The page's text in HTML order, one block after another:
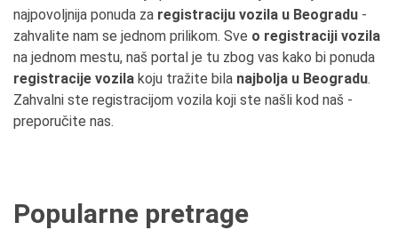
najpovoljnija ponuda za registraciju vozila u Beogradu -
zahvalite nam se jednom prilikom. Sve o registraciji vozila
na jednom mestu, naš portal je tu zbog vas kako bi ponuda
registracije vozila koju tražite bila najbolja u Beogradu.
Zahvalni ste registracijom vozila koji ste našli kod naš -
preporučite nas.
Popularne pretrage